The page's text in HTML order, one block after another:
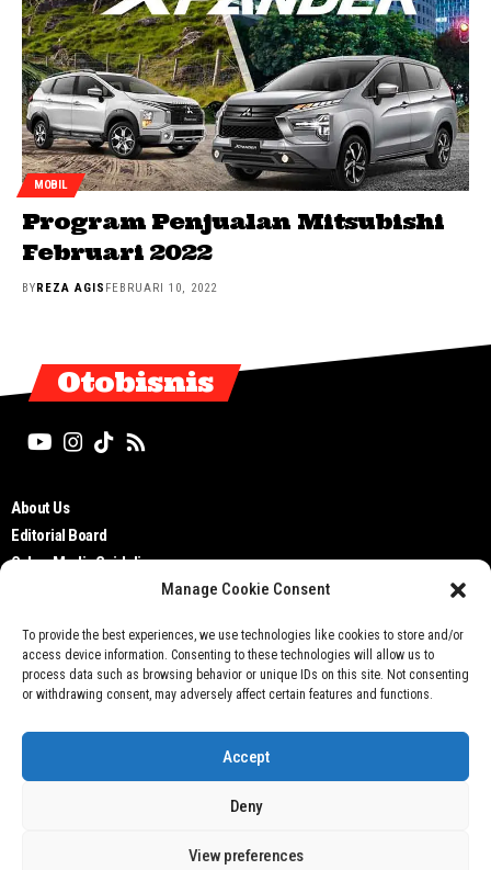
Manage Cookie Consent
To provide the best experiences, we use technologies like cookies to store and/or
access device information. Consenting to these technologies will allow us to
process data such as browsing behavior or unique IDs on this site. Not consenting
or withdrawing consent, may adversely affect certain features and functions.
Accept
Deny
View preferences
MOBIL
Program Penjualan Mitsubishi
Februari 2022
BYREZA AGIS FEBRUARI 10, 2022
Otobisnis
About Us
Editorial Board
Cyber Media Guidelines
Privacy Policy
Contact Us